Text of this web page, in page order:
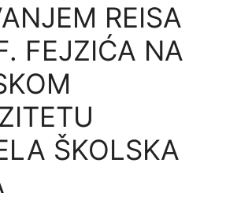
REISA
FEJZIĆA NA
ŠKOLSKA